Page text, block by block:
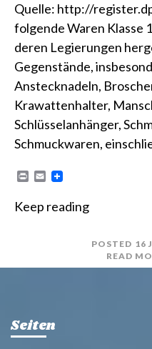
Quelle: http://
folgende Waren Klasse
deren Legierungen
Gegenstände,
Anstecknadeln,
Krawattenhalter,
Schlüsselanhänger,
Schmuckwaren,
n
E
i
Keep reading
POSTED 16
READ
Seiten